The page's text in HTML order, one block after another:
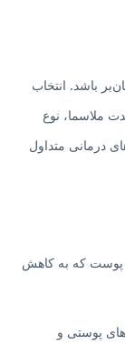
باشد. انتخاب
ملاسما، نوع
درمانی متداول
پوست که به کاهش
پوستی و